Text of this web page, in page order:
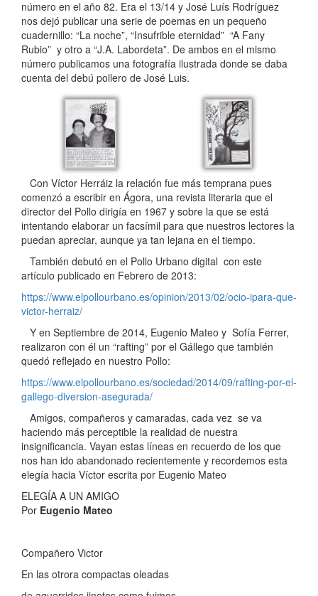
número en el año 82. Era el 13/14 y José Luís Rodríguez
nos dejó publicar una serie de poemas en un pequeño
cuadernillo: “La noche”, “Insufrible eternidad” “A Fany
Rubio” y otro a “J.A. Labordeta”. De ambos en el mismo
número publicamos una fotografía ilustrada donde se daba
cuenta del debú pollero de José Luis.
Con Víctor Herráiz la relación fue más temprana pues
comenzó a escribir en Ágora, una revista literaria que el
director del Pollo dirigía en 1967 y sobre la que se está
intentando elaborar un facsímil para que nuestros lectores la
puedan apreciar, aunque ya tan lejana en el tiempo.
También debutó en el Pollo Urbano digital con este
artículo publicado en Febrero de 2013:
https://www.elpollourbano.es/opinion/2013/02/ocio-ipara-que-
victor-herraiz/
Y en Septiembre de 2014, Eugenio Mateo y Sofía Ferrer,
realizaron con él un “rafting” por el Gállego que también
quedó reflejado en nuestro Pollo:
https://www.elpollourbano.es/sociedad/2014/09/rafting-por-el-
gallego-diversion-asegurada/
Amigos, compañeros y camaradas, cada vez se va
haciendo más perceptible la realidad de nuestra
insignificancia. Vayan estas líneas en recuerdo de los que
nos han ido abandonado recientemente y recordemos esta
elegía hacia Víctor escrita por Eugenio Mateo
ELEGÍA A UN AMIGO
Por Eugenio Mateo
Compañero Victor
En las otrora compactas oleadas